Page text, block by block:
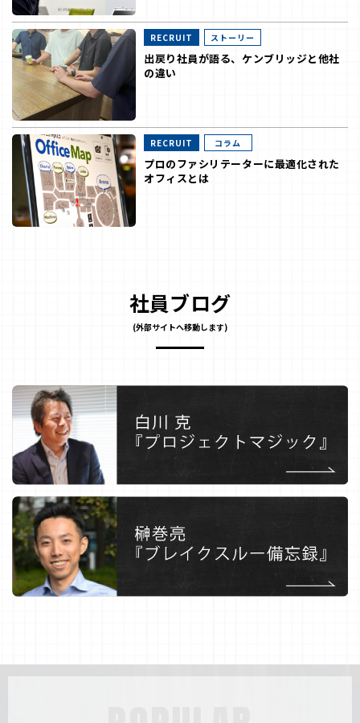
RECRUIT ストーリー
出戻り社員が語る、ケンブリッジと他社
の違い
RECRUIT コラム
プロのファシリテーターに最適化された
オフィスとは
社員ブログ
(外部サイトへ移動します)